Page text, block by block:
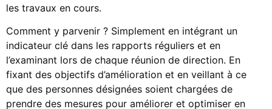
les travaux en cours.
Comment y parvenir ? Simplement en intégrant un
indicateur clé dans les rapports réguliers et en
l’examinant lors de chaque réunion de direction. En
fixant des objectifs d’amélioration et en veillant à ce
que des personnes désignées soient chargées de
prendre des mesures pour améliorer et optimiser en